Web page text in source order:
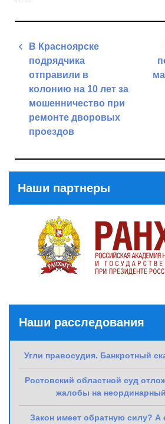
Навигация
записям
В Красноярске
подрядчика
отправили в
колонию на 10 лет за
мошенничество при
ремонте дворовых
проездов
Наши партнеры
Наши расследования
Угли правосудия. Банкротный
Ростовский областной суд
жалобы на
Закон имеет обратную силу? А